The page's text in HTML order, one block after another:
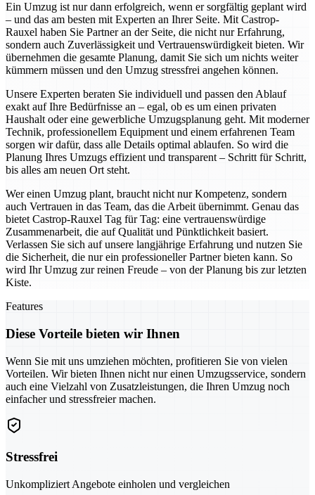
Ein Umzug ist nur dann erfolgreich, wenn er sorgfältig geplant wird
– und das am besten mit Experten an Ihrer Seite. Mit Castrop-
Rauxel haben Sie Partner an der Seite, die nicht nur Erfahrung,
sondern auch Zuverlässigkeit und Vertrauenswürdigkeit bieten. Wir
übernehmen die gesamte Planung, damit Sie sich um nichts weiter
kümmern müssen und den Umzug stressfrei angehen können.
Unsere Experten beraten Sie individuell und passen den Ablauf
exakt auf Ihre Bedürfnisse an – egal, ob es um einen privaten
Haushalt oder eine gewerbliche Umzugsplanung geht. Mit moderner
Technik, professionellem Equipment und einem erfahrenen Team
sorgen wir dafür, dass alle Details optimal ablaufen. So wird die
Planung Ihres Umzugs effizient und transparent – Schritt für Schritt,
bis alles am neuen Ort steht.
Wer einen Umzug plant, braucht nicht nur Kompetenz, sondern
auch Vertrauen in das Team, das die Arbeit übernimmt. Genau das
bietet Castrop-Rauxel Tag für Tag: eine vertrauenswürdige
Zusammenarbeit, die auf Qualität und Pünktlichkeit basiert.
Verlassen Sie sich auf unsere langjährige Erfahrung und nutzen Sie
die Sicherheit, die nur ein professioneller Partner bieten kann. So
wird Ihr Umzug zur reinen Freude – von der Planung bis zur letzten
Kiste.
Features
Diese Vorteile bieten wir Ihnen
Wenn Sie mit uns umziehen möchten, profitieren Sie von vielen
Vorteilen. Wir bieten Ihnen nicht nur einen Umzugsservice, sondern
auch eine Vielzahl von Zusatzleistungen, die Ihren Umzug noch
einfacher und stressfreier machen.
Stressfrei
Unkompliziert Angebote einholen und vergleichen